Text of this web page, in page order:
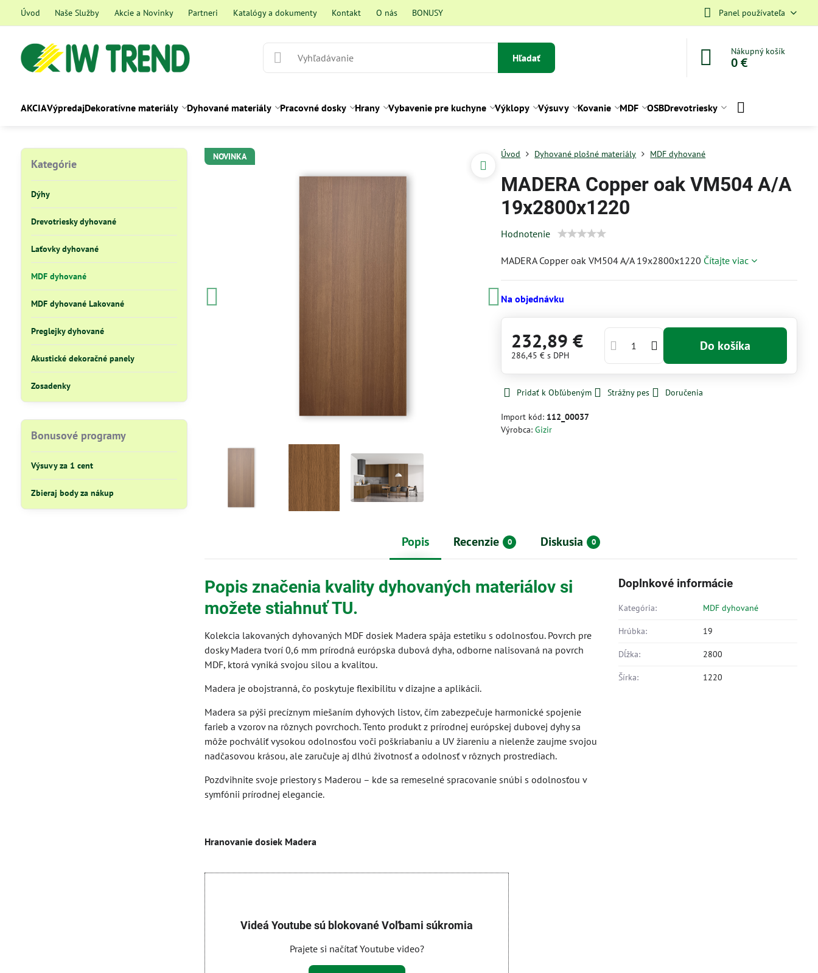
Úvod Naše Služby Akcie a Novinky Partneri Katalógy a dokumenty Kontakt O nás BONUSY Panel používateľa
Hľadať
Nákupný košík
0 €
AKCIAVýpredajDekoratívne materiály Dyhované materiály Pracovné dosky Hrany Vybavenie pre kuchyne Výklopy Výsuvy Kovanie MDF OSBDrevotriesky
NOVINKA Úvod Dyhované plošné materiály MDF dyhované
MADERA Copper oak VM504 A/A
19x2800x1220
Hodnotenie
MADERA Copper oak VM504 A/A 19x2800x1220 Čítajte viac
Na objednávku
232,89 €
286,45 €s DPH
Do košíka
Pridať k Obľúbeným Strážny pes Doručenia
Import kód: 112_00037
Výrobca:Gizir
Popis Recenzie 0 Diskusia 0
Popis značenia kvality dyhovaných materiálov si
možete stiahnuť TU.
Kolekcia lakovaných dyhovaných MDF dosiek Madera spája estetiku s odolnosťou. Povrch pre
dosky Madera tvorí 0,6 mm prírodná európska dubová dyha, odborne nalisovaná na povrch
MDF, ktorá vyniká svojou silou a kvalitou.
Madera je obojstranná, čo poskytuje flexibilitu v dizajne a aplikácii.
Madera sa pýši precíznym miešaním dyhových listov, čím zabezpečuje harmonické spojenie
farieb a vzorov na rôznych povrchoch. Tento produkt z prírodnej európskej dubovej dyhy sa
môže pochváliť vysokou odolnosťou voči poškriabaniu a UV žiareniu a nielenže zaujme svojou
nadčasovou krásou, ale zaručuje aj dlhú životnosť a odolnosť v rôznych prostrediach.
Pozdvihnite svoje priestory s Maderou – kde sa remeselné spracovanie snúbi s odolnosťou v
symfónii prírodnej elegancie.
Hranovanie dosiek Madera
Videá Youtube sú blokované Voľbami súkromia
Prajete si načítať Youtube video?
Doplnkové informácie
Kategória: MDF dyhované
Hrúbka: 19
Dĺžka: 2800
Šírka: 1220
Kategórie
Dýhy
Drevotriesky dyhované
Laťovky dyhované
MDF dyhované
MDF dyhované Lakované
Preglejky dyhované
Akustické dekoračné panely
Zosadenky
Bonusové programy
Výsuvy za 1 cent
Zbieraj body za nákup